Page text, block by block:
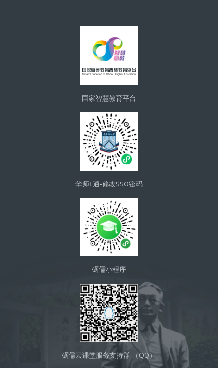
国家智慧教育平台
华师E通-修改SSO密码
砺儒小程序
砺儒云课堂服务支持群 （QQ）